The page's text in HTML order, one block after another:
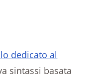
dedicato al
sintassi basata